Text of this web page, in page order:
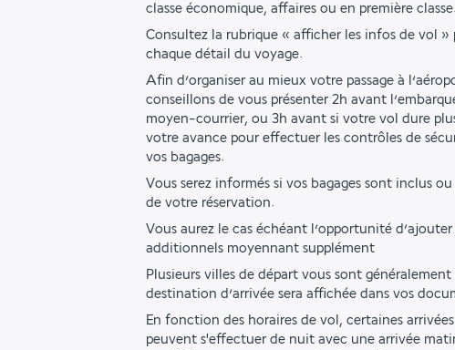
classe économique, affaires ou en première classe.
Consultez la rubrique « afficher les infos de vol
chaque détail du voyage.
Afin d’organiser au mieux votre passage à
conseillons de vous présenter 2h avant
moyen-courrier, ou 3h avant si votre vol dure
votre avance pour effectuer les contrôles de
vos bagages.
Vous serez informés si vos bagages sont inclus
de votre réservation.
Vous aurez le cas échéant l’opportunité d’ajouter
additionnels moyennant supplément
Plusieurs villes de départ vous sont généralement
destination d’arrivée sera affichée dans vos
En fonction des horaires de vol, certaines
peuvent s'effectuer de nuit avec une arrivée